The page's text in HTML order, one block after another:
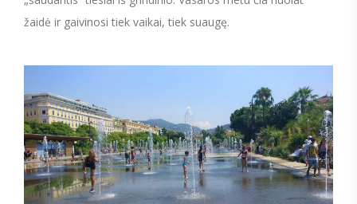
žaidė ir gaivinosi tiek vaikai, tiek suaugę.